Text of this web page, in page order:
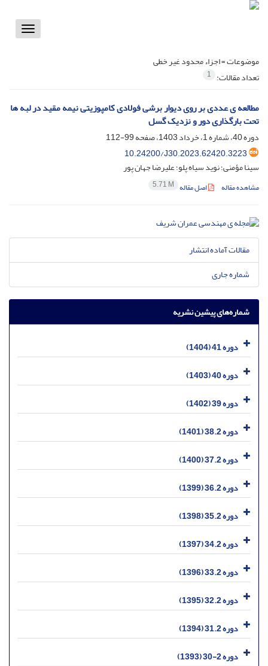
Toggle
موضوعات =اجزاء محدود غیر خطی
تعداد مقالات: 1
مطالعه ی عددی بر روی دیوار برشی فولادی کامپوزیتی نیمه مقید در لبه ها
تحت بارگذاری دور و نزدیک گسل
دوره 40، شماره 1، خرداد 1403، صفحه
99-112
10.24200/J30.2023.62420.3223
سینا مؤمنی؛ نوید سیاه پلو؛ علیرضا جهان پور
مشاهده مقاله اصل مقاله 5.71 M
مقالات آماده انتشار
شماره جاری
شماره‌های پیشین نشریه
دوره 41 (1404)
دوره 40 (1403)
دوره 39 (1402)
دوره 38.2 (1401)
دوره 37.2 (1400)
دوره 36.2 (1399)
دوره 35.2 (1398)
دوره 34.2 (1397)
دوره 33.2 (1396)
دوره 32.2 (1395)
دوره 31.2 (1394)
دوره 2-30 (1393)